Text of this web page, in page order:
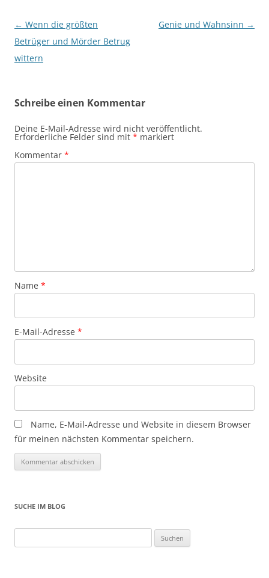
Beitragsnavigation
← Wenn die größten
Betrüger und Mörder Betrug
wittern
Genie und Wahnsinn →
Schreibe einen Kommentar
Deine E-Mail-Adresse wird nicht veröffentlicht.
Erforderliche Felder sind mit * markiert
Kommentar *
Name *
E-Mail-Adresse *
Website
Name, E-Mail-Adresse und Website in diesem Browser
für meinen nächsten Kommentar speichern.
SUCHE IM BLOG
nach: